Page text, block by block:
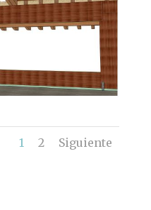
1 2 Siguiente